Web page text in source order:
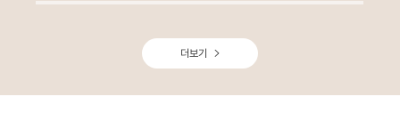
더보기